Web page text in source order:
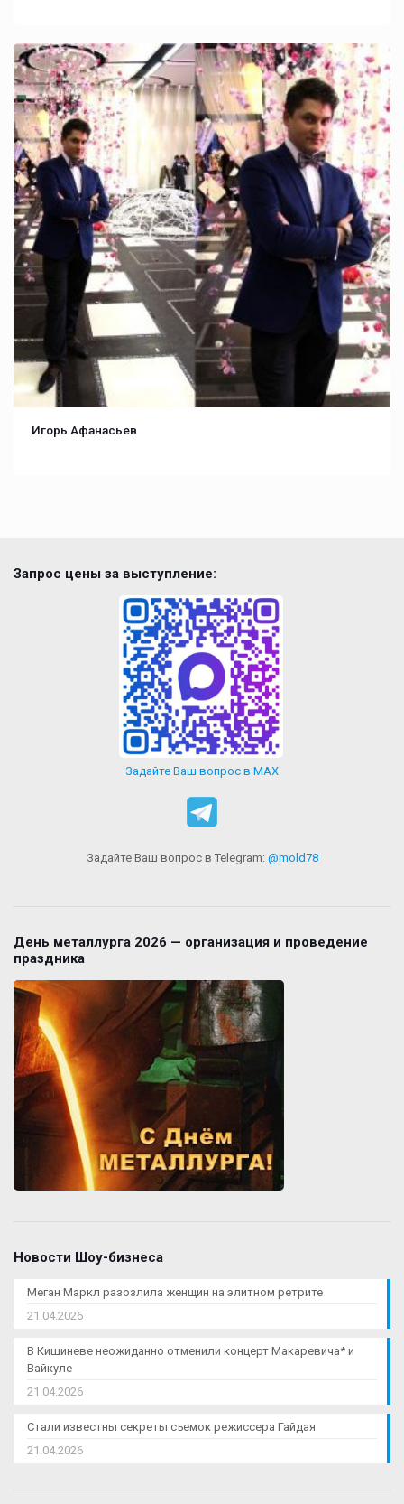
Игорь Афанасьев
Запрос цены за выступление:
Задайте Ваш вопрос в MAX
Задайте Ваш вопрос в Telegram: @mold78
День металлурга 2026 — организация и проведение
праздника
Новости Шоу-бизнеса
Меган Маркл разозлила женщин на элитном ретрите
21.04.2026
В Кишиневе неожиданно отменили концерт Макаревича* и
Вайкуле
21.04.2026
Стали известны секреты съемок режиссера Гайдая
21.04.2026